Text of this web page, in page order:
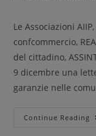
Le Associazioni
confcommercio,
del cittadino,
9 dicembre una
garanzie nelle
Continue Reading